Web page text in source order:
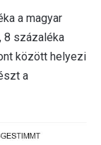
a magyar
8 százaléka
között helyezi
a